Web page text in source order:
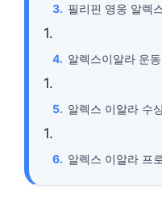
필리핀 영웅 알렉
알렉스이알라 운
알렉스 이알라 수
알렉스 이알라 프